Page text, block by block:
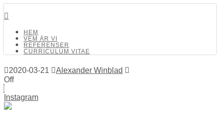
HEM
VEM ÄR VI
REFERENSER
CURRICULUM VITAE
2020-03-21
Alexander Winblad
Off
Instagram